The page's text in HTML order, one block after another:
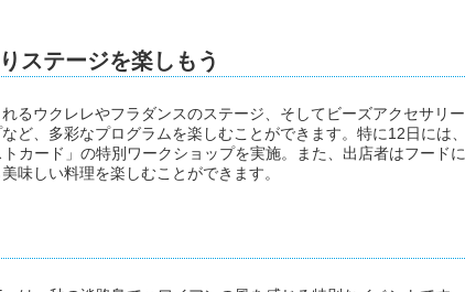
ステージを楽しもう
るウクレレやフラダンスのステージ、そしてビーズアクセサリー
ど、多彩なプログラムを楽しむことができます。特に12日には、
カード」の特別ワークショップを実施。また、出店者はフードに
味しい料理を楽しむことができます。